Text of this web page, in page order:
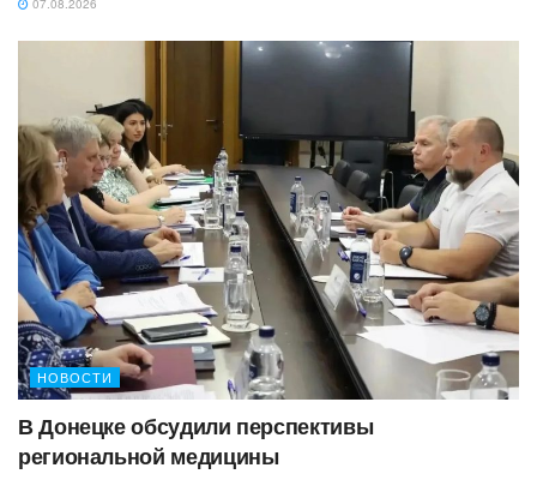
07.08.2026
НОВОСТИ
В Донецке обсудили перспективы
региональной медицины